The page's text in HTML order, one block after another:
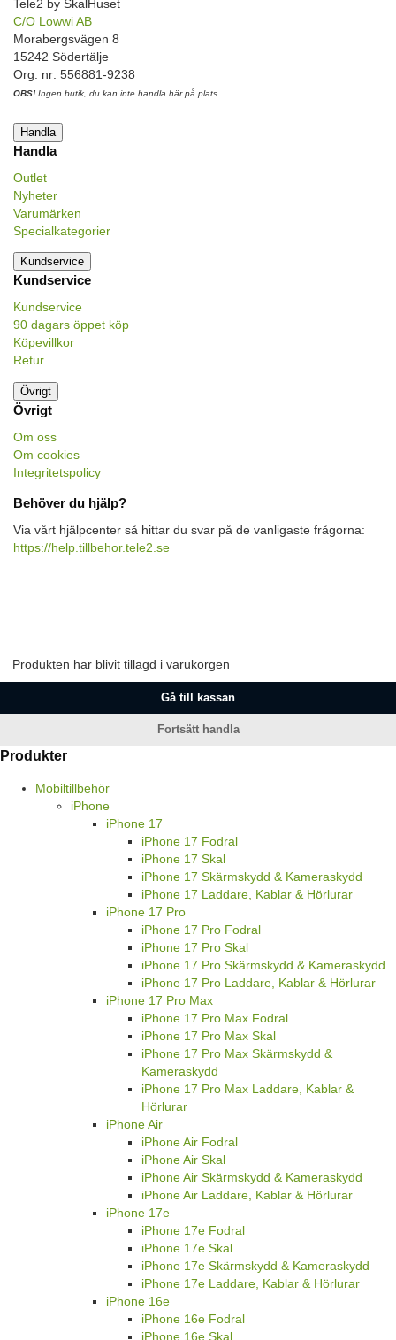
Tele2 by SkalHuset
C/O Lowwi AB
Morabergsvägen 8
15242 Södertälje
Org. nr: 556881-9238
OBS! Ingen butik, du kan inte handla här på plats
Handla
Handla
Outlet
Nyheter
Varumärken
Specialkategorier
Kundservice
Kundservice
Kundservice
90 dagars öppet köp
Köpevillkor
Retur
Övrigt
Övrigt
Om oss
Om cookies
Integritetspolicy
Behöver du hjälp?
Via vårt hjälpcenter så hittar du svar på de vanligaste frågorna:
https://help.tillbehor.tele2.se
Produkten har blivit tillagd i varukorgen
Gå till kassan
Fortsätt handla
Produkter
Mobiltillbehör
iPhone
iPhone 17
iPhone 17 Fodral
iPhone 17 Skal
iPhone 17 Skärmskydd & Kameraskydd
iPhone 17 Laddare, Kablar & Hörlurar
iPhone 17 Pro
iPhone 17 Pro Fodral
iPhone 17 Pro Skal
iPhone 17 Pro Skärmskydd & Kameraskydd
iPhone 17 Pro Laddare, Kablar & Hörlurar
iPhone 17 Pro Max
iPhone 17 Pro Max Fodral
iPhone 17 Pro Max Skal
iPhone 17 Pro Max Skärmskydd &
Kameraskydd
iPhone 17 Pro Max Laddare, Kablar &
Hörlurar
iPhone Air
iPhone Air Fodral
iPhone Air Skal
iPhone Air Skärmskydd & Kameraskydd
iPhone Air Laddare, Kablar & Hörlurar
iPhone 17e
iPhone 17e Fodral
iPhone 17e Skal
iPhone 17e Skärmskydd & Kameraskydd
iPhone 17e Laddare, Kablar & Hörlurar
iPhone 16e
iPhone 16e Fodral
iPhone 16e Skal